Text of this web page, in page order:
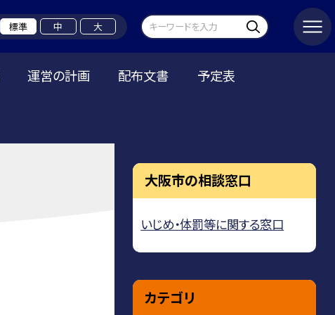
標準 中 大
運営の計画 配布文書 予定表
大阪市の相談窓口
いじめ・体罰等に関する窓口
カテゴリ